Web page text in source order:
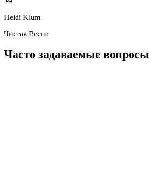
Heidi Klum
Чистая Весна
Часто задаваемые вопросы